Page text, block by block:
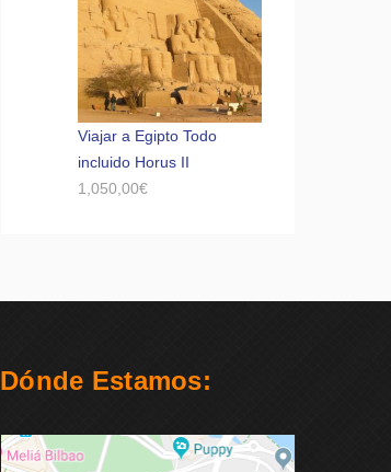
Viajar a Egipto Todo
incluido Horus II
1,050,00€
Dónde Estamos: